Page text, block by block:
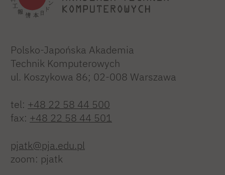
Polsko-Japońska Akademia
Technik Komputerowych
ul. Koszykowa 86; 02-008 Warszawa
tel: +48 22 58 44 500
fax: +48 22 58 44 501
pjatk@pja.edu.pl
zoom: pjatk